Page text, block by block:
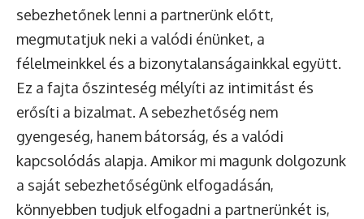
sebezhetőnek lenni a partnerünk előtt,
megmutatjuk neki a valódi énünket, a
félelmeinkkel és a bizonytalanságainkkal együtt.
Ez a fajta őszinteség mélyíti az intimitást és
erősíti a bizalmat. A sebezhetőség nem
gyengeség, hanem bátorság, és a valódi
kapcsolódás alapja. Amikor mi magunk dolgozunk
a saját sebezhetőségünk elfogadásán,
könnyebben tudjuk elfogadni a partnerünkét is,